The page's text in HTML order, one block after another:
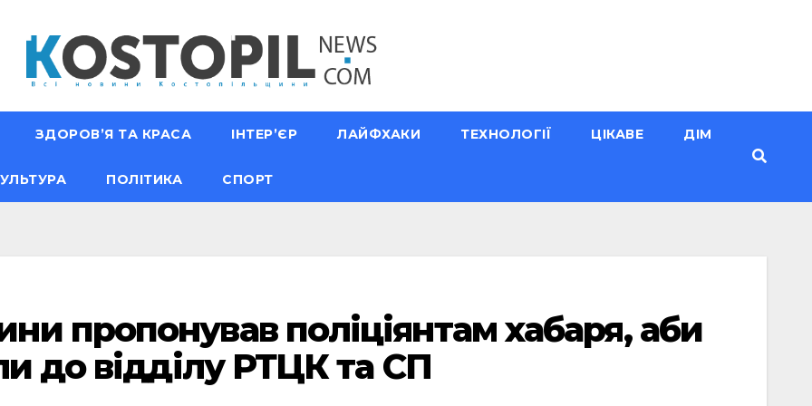
ЗДОРОВ’Я ТА КРАСА ІНТЕР’ЄР ЛАЙФХАКИ ТЕХНОЛОГІЇ ЦІКАВЕ ДІМ
ПОЛІТИКА СПОРТ
пропонував поліціянтам хабаря, аби
до відділу РТЦК та СП